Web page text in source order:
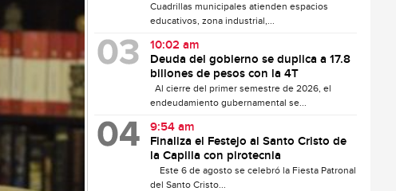
Cuadrillas municipales atienden espacios
educativos, zona industrial,...
10:02 am
Deuda del gobierno se duplica a 17.8
billones de pesos con la 4T
Al cierre del primer semestre de 2026, el
endeudamiento gubernamental se...
9:54 am
Finaliza el Festejo al Santo Cristo de
la Capilla con pirotecnia
Este 6 de agosto se celebró la Fiesta Patronal
del Santo Cristo...